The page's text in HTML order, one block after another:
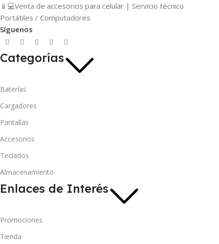
📱💻Venta de accesorios para celular | Servicio técnico
Portátiles / Computadores
Síguenos
Categorías
Baterías
Cargadores
Pantallas
Accesorios
Teclados
Almacenamiento
Enlaces de Interés
Promociones
Tienda